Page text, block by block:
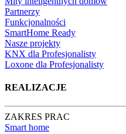
Partnerzy
Funkcjonalności
SmartHome Ready
Nasze projekty
KNX dla Profesjonalisty
Loxone dla Profesjonalisty
REALIZACJE
ZAKRES PRAC
Smart home